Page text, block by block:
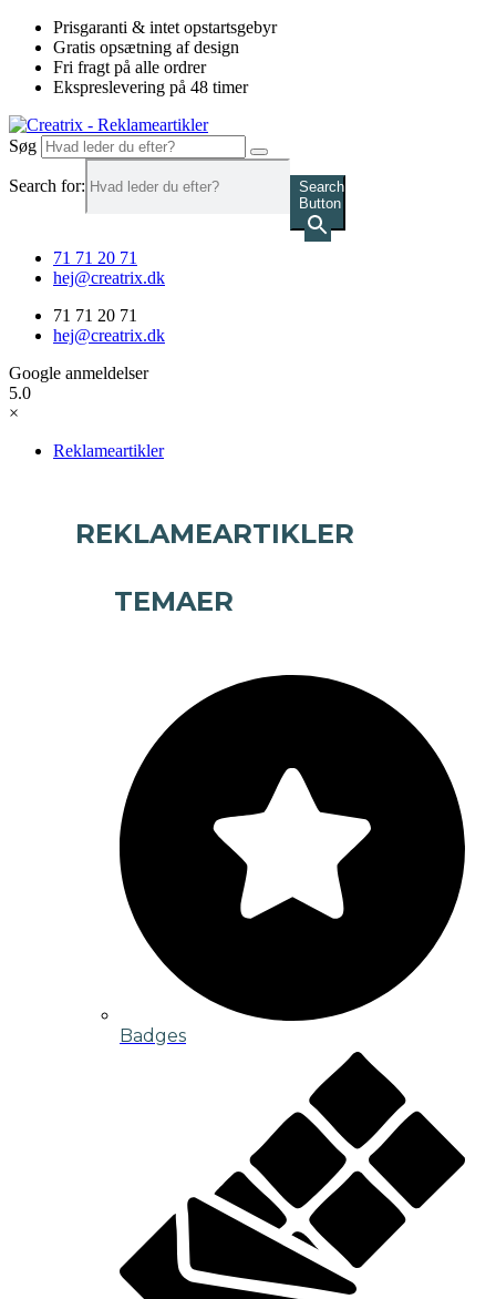
Videre
indhold
Prisgaranti & intet opstartsgebyr
Gratis opsætning af design
Fri fragt på alle ordrer
Ekspreslevering på 48 timer
Søg
Search for:
Search
Button
71 71 20 71
hej@creatrix.dk
71 71 20 71
hej@creatrix.dk
Google anmeldelser
5.0
×
Reklameartikler
REKLAMEARTIKLER
TEMAER
Badges